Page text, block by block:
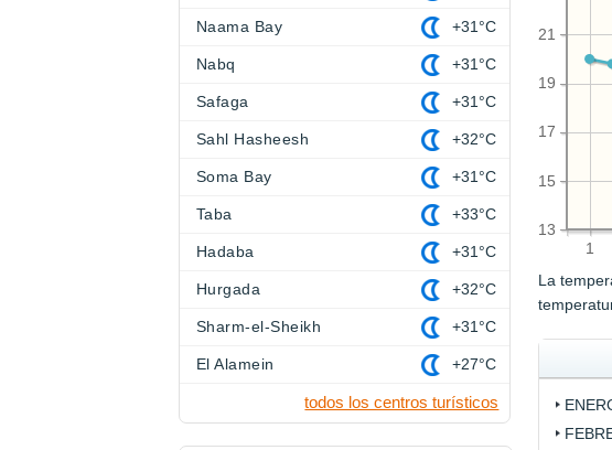
1
13
15
17
19
21
La
Naama Bay +31°C
Nabq +31°C
Safaga +31°C
Sahl Hasheesh +32°C
Soma Bay +31°C
Taba +33°C
Hadaba +31°C
Hurgada +32°C
Sharm-el-Sheikh +31°C
El Alamein +27°C
todos los centros turísticos